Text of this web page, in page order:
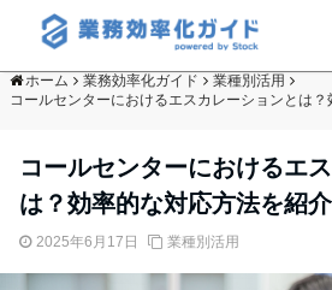
ホーム 業務効率化ガイド
業種別活用
コールセンターにおけるエスカレーションとは？
コールセンターにおけるエ
は？効率的な対応方法を紹介
2025年6月17日 業種別活用